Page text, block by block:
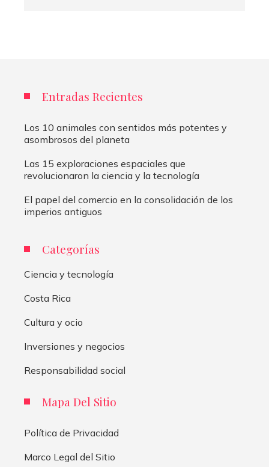
Entradas Recientes
Los 10 animales con sentidos más potentes y
asombrosos del planeta
Las 15 exploraciones espaciales que
revolucionaron la ciencia y la tecnología
El papel del comercio en la consolidación de los
imperios antiguos
Categorías
Ciencia y tecnología
Costa Rica
Cultura y ocio
Inversiones y negocios
Responsabilidad social
Mapa Del Sitio
Política de Privacidad
Marco Legal del Sitio